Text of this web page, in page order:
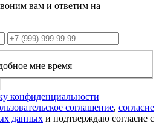
вам и ответим на
Телефон
мне время
конфиденциальности
соглашение, согласие
данных и подтверждаю согласие с